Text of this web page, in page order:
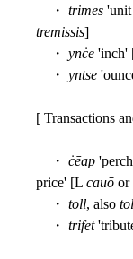
・ trimes
tremissis]
・ ynċe 'inch'
・ yntse
[ Transactions
・ ċēap
price' [L cauō or
・ toll, also
・ trifet